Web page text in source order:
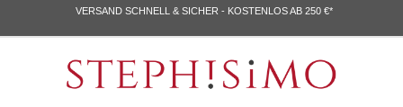
VERSAND SCHNELL & SICHER - KOSTENLOS AB 250 €*